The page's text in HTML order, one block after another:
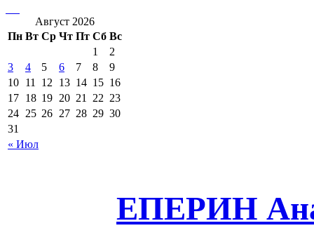
Август 2026
Пн Вт Ср Чт Пт Сб Вс
« Июл
1
2
3
4 5 6 7 8
9
10 11 12 13 14 15 16
17 18 19 20 21 22 23
24 25 26 27 28 29 30
31
ЕПЕРИН